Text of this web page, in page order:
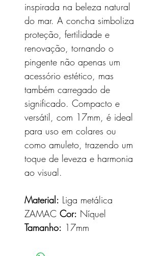
inspirada na beleza natural
do mar. A concha simboliza
proteção, fertilidade e
renovação, tornando o
pingente não apenas um
acessório estético, mas
também carregado de
significado. Compacto e
versátil, com 17mm, é ideal
para uso em colares ou
como amuleto, trazendo um
toque de leveza e harmonia
ao visual.
Material: Liga metálica
ZAMAC Cor: Níquel
Tamanho: 17mm